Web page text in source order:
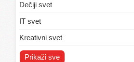
Dečiji svet
IT svet
Kreativni svet
Svet ekologije
Prikaži sve